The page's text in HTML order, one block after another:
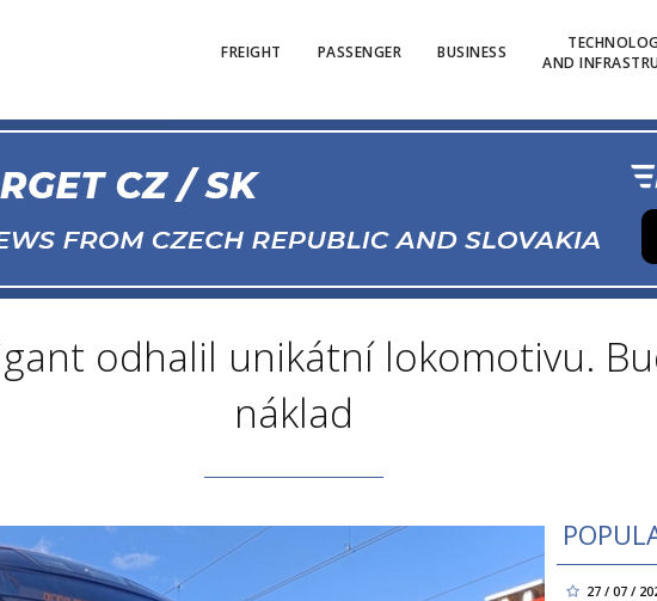
FREIGHT PASSENGER BUSINESS
AND
odhalil unikátní lokomotivu.
náklad
27 / 07 /